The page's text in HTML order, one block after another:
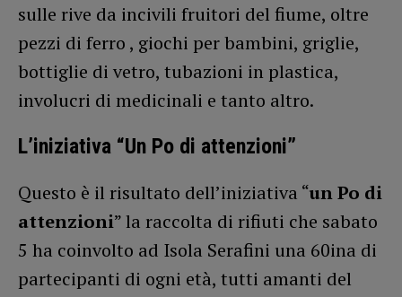
sulle rive da incivili fruitori del fiume, oltre
pezzi di ferro , giochi per bambini, griglie,
bottiglie di vetro, tubazioni in plastica,
involucri di medicinali e tanto altro.
L’iniziativa “Un Po di attenzioni”
Questo è il risultato dell’iniziativa “un Po di
attenzioni” la raccolta di rifiuti che sabato
5 ha coinvolto ad Isola Serafini una 60ina di
partecipanti di ogni età, tutti amanti del